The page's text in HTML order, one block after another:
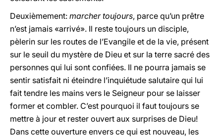
Deuxièmement: marcher toujours, parce qu’un prêtre
n’est jamais «arrivé». Il reste toujours un disciple,
pèlerin sur les routes de l’Evangile et de la vie, présent
sur le seuil du mystère de Dieu et sur la terre sacré des
personnes qui lui sont confiées. Il ne pourra jamais se
sentir satisfait ni éteindre l’inquiétude salutaire qui lui
fait tendre les mains vers le Seigneur pour se laisser
former et combler. C’est pourquoi il faut toujours se
mettre à jour et rester ouvert aux surprises de Dieu!
Dans cette ouverture envers ce qui est nouveau, les